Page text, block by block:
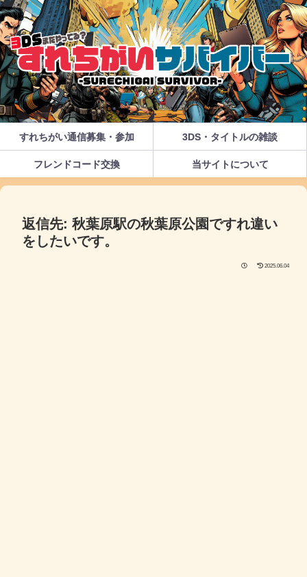
すれちがい通信募集・参加 3DS・タイトルの雑談
フレンドコード交換 当サイトについて
返信先: 秋葉原駅の秋葉原公園ですれ違い
をしたいです。
2025.06.04